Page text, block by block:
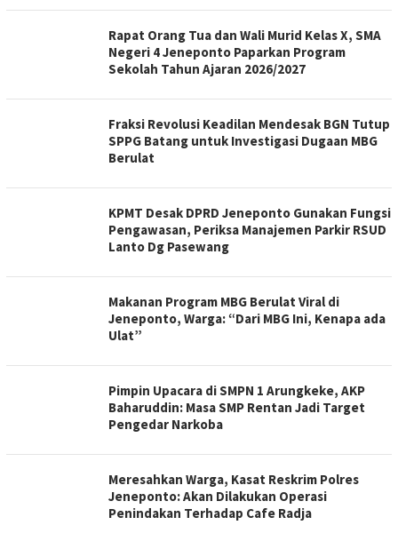
Rapat Orang Tua dan Wali Murid Kelas X, SMA
Negeri 4 Jeneponto Paparkan Program
Sekolah Tahun Ajaran 2026/2027
Fraksi Revolusi Keadilan Mendesak BGN Tutup
SPPG Batang untuk Investigasi Dugaan MBG
Berulat
KPMT Desak DPRD Jeneponto Gunakan Fungsi
Pengawasan, Periksa Manajemen Parkir RSUD
Lanto Dg Pasewang
Makanan Program MBG Berulat Viral di
Jeneponto, Warga: “Dari MBG Ini, Kenapa ada
Ulat”
Pimpin Upacara di SMPN 1 Arungkeke, AKP
Baharuddin: Masa SMP Rentan Jadi Target
Pengedar Narkoba
Meresahkan Warga, Kasat Reskrim Polres
Jeneponto: Akan Dilakukan Operasi
Penindakan Terhadap Cafe Radja